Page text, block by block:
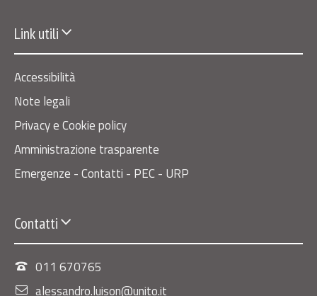
Link utili
Accessibilità
Note legali
Privacy e Cookie policy
Amministrazione trasparente
Emergenze - Contatti - PEC - URP
Contatti
011 670765
alessandro.luison@unito.it